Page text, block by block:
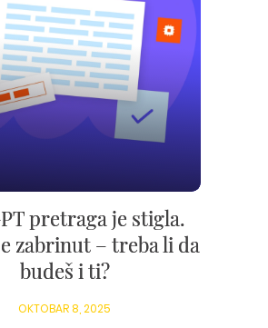
pretraga je stigla.
zabrinut – treba li da
budeš i ti?
OKTOBAR 8, 2025